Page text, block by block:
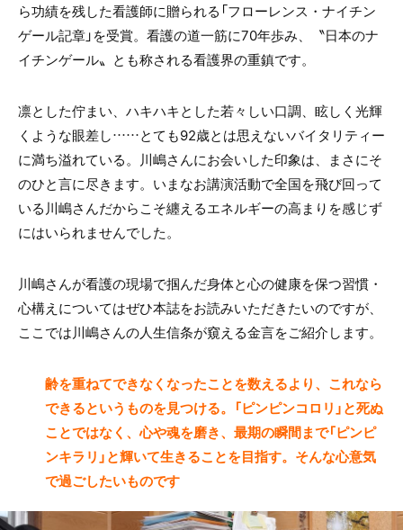
ら功績を残した看護師に贈られる「フローレンス・ナイチン
ゲール記章」を受賞。看護の道一筋に70年歩み、〝日本のナ
イチンゲール〟とも称される看護界の重鎮です。
凛とした佇まい、ハキハキとした若々しい口調、眩しく光輝
くような眼差し……とても92歳とは思えないバイタリティー
に満ち溢れている。川嶋さんにお会いした印象は、まさにそ
のひと言に尽きます。いまなお講演活動で全国を飛び回って
いる川嶋さんだからこそ纏えるエネルギーの高まりを感じず
にはいられませんでした。
川嶋さんが看護の現場で掴んだ身体と心の健康を保つ習慣・
心構えについてはぜひ本誌をお読みいただきたいのですが、
ここでは川嶋さんの人生信条が窺える金言をご紹介します。
齢を重ねてできなくなったことを数えるより、これなら
できるというものを見つける。「ピンピンコロリ」と死ぬ
ことではなく、心や魂を磨き、最期の瞬間まで「ピンピ
ンキラリ」と輝いて生きることを目指す。そんな心意気
で過ごしたいものです